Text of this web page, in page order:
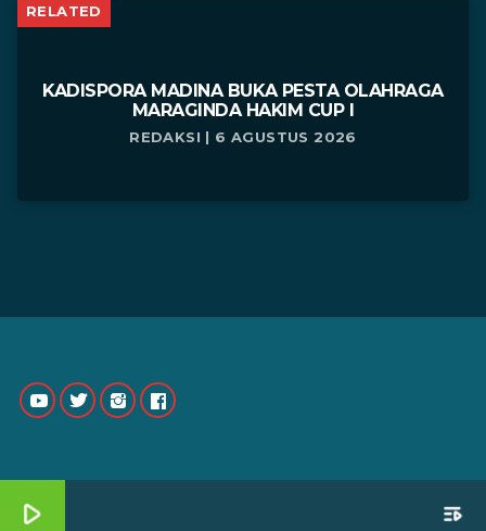
RELATED
KADISPORA MADINA BUKA PESTA OLAHRAGA
MARAGINDA HAKIM CUP I
REDAKSI | 6 AGUSTUS 2026
play_arrow playlist_play